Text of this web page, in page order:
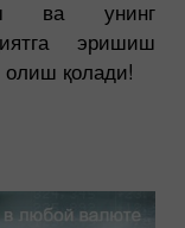
ва унинг
эришиш
қолади!